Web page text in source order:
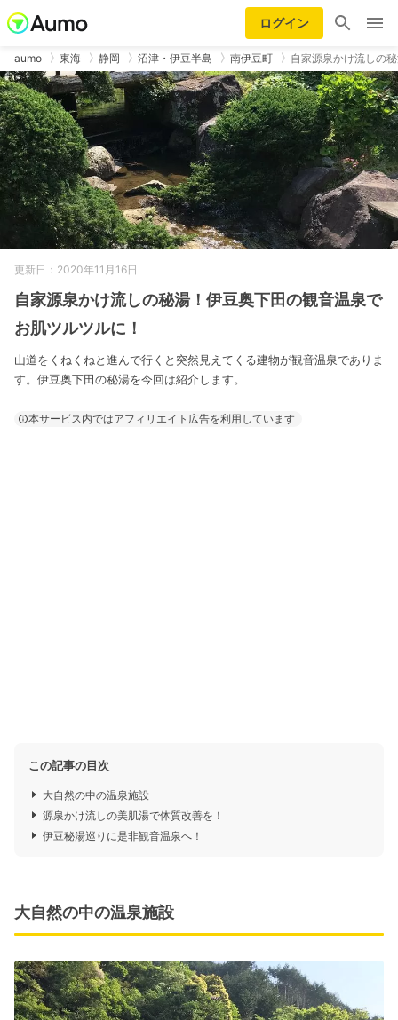
ログイン
aumo 東海 静岡 沼津・伊豆半島 南伊豆町 自家源泉かけ流しの
更新日：2020年11月16日
自家源泉かけ流しの秘湯！伊豆奥下田の観音温泉で
お肌ツルツルに！
山道をくねくねと進んで行くと突然見えてくる建物が観音温泉でありま
す。伊豆奥下田の秘湯を今回は紹介します。
本サービス内ではアフィリエイト広告を利用しています
この記事の目次
大自然の中の温泉施設
源泉かけ流しの美肌湯で体質改善を！
伊豆秘湯巡りに是非観音温泉へ！
大自然の中の温泉施設